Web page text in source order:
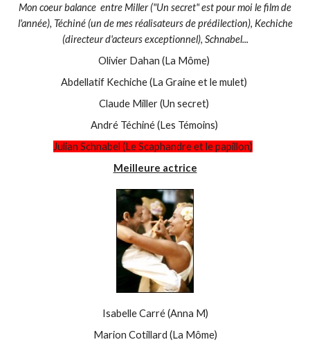
Mon coeur balance entre Miller ("Un secret" est pour moi le film de
l'année), Téchiné (un de mes réalisateurs de prédilection), Kechiche
(directeur d'acteurs exceptionnel), Schnabel...
Olivier Dahan (La Môme)
Abdellatif Kechiche (La Graine et le mulet)
Claude Miller (Un secret)
André Téchiné (Les Témoins)
Julian Schnabel (Le Scaphandre et le papillon)
Meilleure actrice
Isabelle Carré (Anna M)
Marion Cotillard (La Môme)